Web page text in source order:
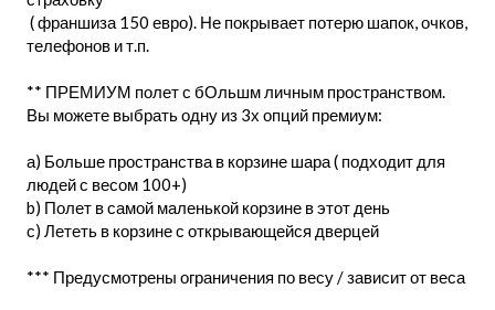
( франшиза 150 евро). Не покрывает потерю шапок, очков,
телефонов и т.п.
** ПРЕМИУМ полет с бОльшм личным пространством.
Вы можете выбрать одну из 3х опций премиум:
а) Больше пространства в корзине шара ( подходит для
людей с весом 100+)
b) Полет в самой маленькой корзине в этот день
с) Лететь в корзине с открывающейся дверцей
*** Предусмотрены ограничения по весу / зависит от веса